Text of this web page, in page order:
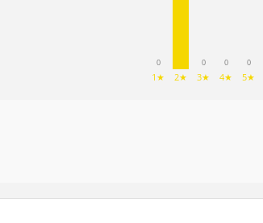
0
1★ 2★
0
3★
0
4★
0
5★